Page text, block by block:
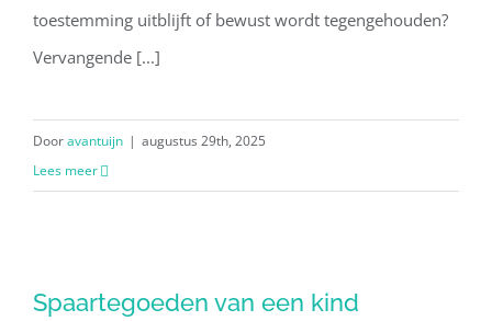
toestemming uitblijft of bewust wordt tegengehouden?
Vervangende [...]
Dooravantuijn | augustus 29th, 2025
Lees meer
gebruiken om in de kosten te
Spaartegoeden van een kind